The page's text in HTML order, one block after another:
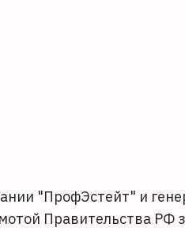
"ПрофЭстейт" и
Правительства